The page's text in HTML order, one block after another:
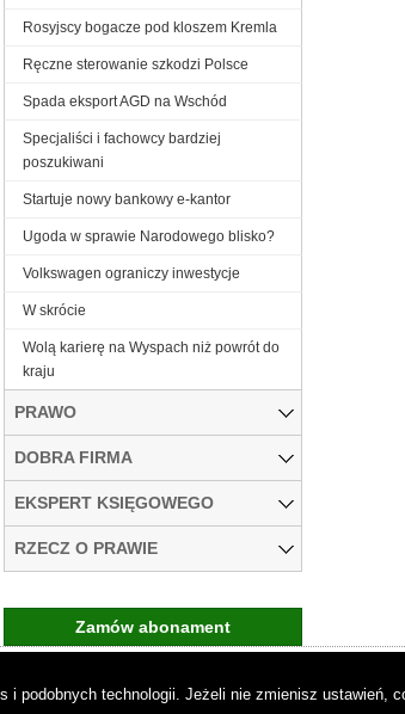
Rosyjscy bogacze pod kloszem Kremla
Ręczne sterowanie szkodzi Polsce
Spada eksport AGD na Wschód
Specjaliści i fachowcy bardziej
poszukiwani
Startuje nowy bankowy e-kantor
Ugoda w sprawie Narodowego blisko?
Volkswagen ograniczy inwestycje
W skrócie
Wolą karierę na Wyspach niż powrót do
kraju
PRAWO
DOBRA FIRMA
EKSPERT KSIĘGOWEGO
RZECZ O PRAWIE
Zamów abonament
i podobnych technologii. Jeżeli nie zmienisz ustawień,